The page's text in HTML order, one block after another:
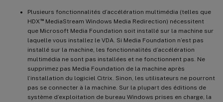
Plusieurs fonctionnalités d’accélération multimédia (telles que
HDX ™MediaStream Windows Media Redirection) nécessitent
que Microsoft Media Foundation soit installé sur la machine sur
laquelle vous installez le VDA. Si Media Foundation n’est pas
installé sur la machine, les fonctionnalités d’accélération
multimédia ne sont pas installées et ne fonctionnent pas. Ne
supprimez pas Media Foundation de la machine après
l’installation du logiciel Citrix. Sinon, les utilisateurs ne pourront
pas se connecter à la machine. Sur la plupart des éditions de
système d’exploitation de bureau Windows prises en charge, la